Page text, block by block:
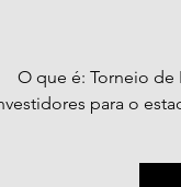
O que é: Torneio de
para o